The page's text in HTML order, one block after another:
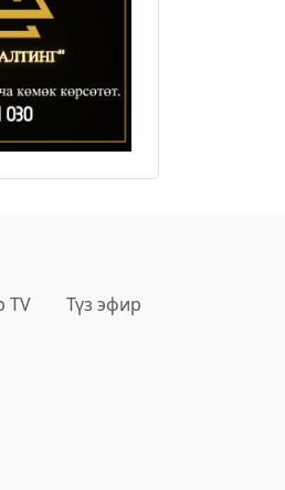
TV Түз эфир